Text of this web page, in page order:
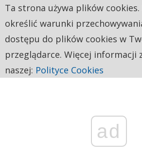
ad
Ta strona używa plików cookies.
określić warunki
dostępu do plików cookies w
przeglądarce. Więcej informacji
naszej: Polityce Cookies